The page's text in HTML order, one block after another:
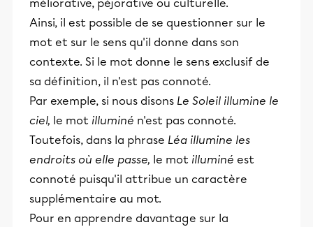
méliorative, péjorative ou culturelle.
Ainsi, il est possible de se questionner sur le
mot et sur le sens qu'il donne dans son
contexte. Si le mot donne le sens exclusif de
sa définition, il n'est pas connoté.
Par exemple, si nous disons Le Soleil illumine le
ciel, le mot illuminé n'est pas connoté.
Toutefois, dans la phrase Léa illumine les
endroits où elle passe, le mot illuminé est
connoté puisqu'il attribue un caractère
supplémentaire au mot.
Pour en apprendre davantage sur la